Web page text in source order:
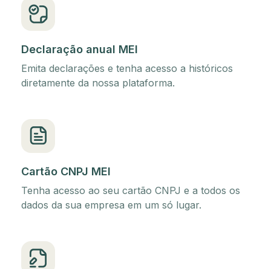
Declaração anual MEI
Emita declarações e tenha acesso a históricos
diretamente da nossa plataforma.
Cartão CNPJ MEI
Tenha acesso ao seu cartão CNPJ e a todos os
dados da sua empresa em um só lugar.